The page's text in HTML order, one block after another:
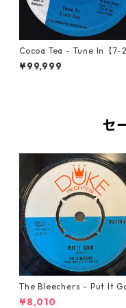
Cocoa Tea - Tune In【7-
2】
¥99,999
セ
The Bleechers - Put It
【7-21637】
¥8,010